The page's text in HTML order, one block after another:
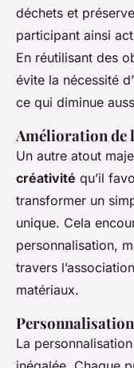
déchets et
participant ainsi
En réutilisant des
évite la nécessité
ce qui diminue
Amélioration de
Un autre atout
créativité qu’il
transformer un
unique. Cela
personnalisation,
travers
matériaux.
La